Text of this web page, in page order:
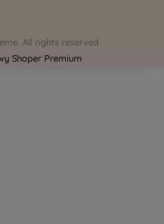
All rights reserved
Shoper Premium